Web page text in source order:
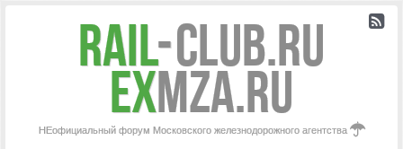
Rail-Club.RU
exMZA.RU
НЕофициальный форум Московского железнодорожного агентства